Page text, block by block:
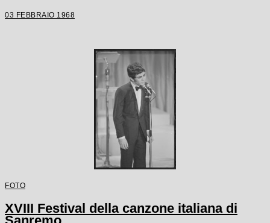
03 FEBBRAIO 1968
FOTO
XVIII Festival della canzone italiana di